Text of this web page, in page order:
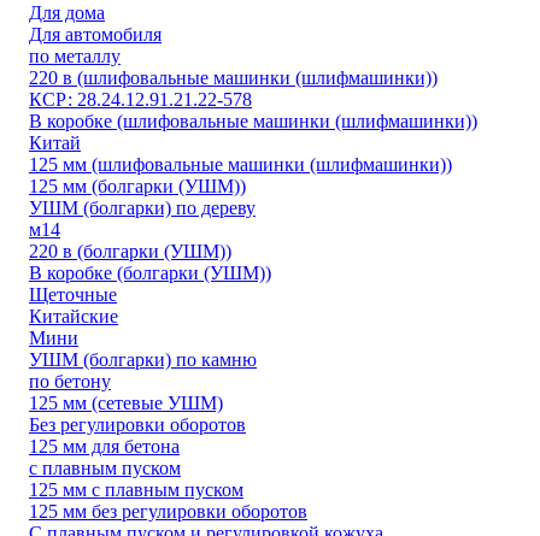
Для дома
Для автомобиля
по металлу
220 в (шлифовальные машинки (шлифмашинки))
КСР: 28.24.12.91.21.22-578
В коробке (шлифовальные машинки (шлифмашинки))
Китай
125 мм (шлифовальные машинки (шлифмашинки))
125 мм (болгарки (УШМ))
УШМ (болгарки) по дереву
м14
220 в (болгарки (УШМ))
В коробке (болгарки (УШМ))
Щеточные
Китайские
Мини
УШМ (болгарки) по камню
по бетону
125 мм (сетевые УШМ)
Без регулировки оборотов
125 мм для бетона
с плавным пуском
125 мм с плавным пуском
125 мм без регулировки оборотов